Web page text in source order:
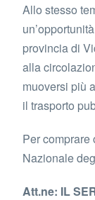
Allo stesso
provincia di
alla
muoversi più
il trasporto
Per comprare
Nazionale
Att.ne: IL